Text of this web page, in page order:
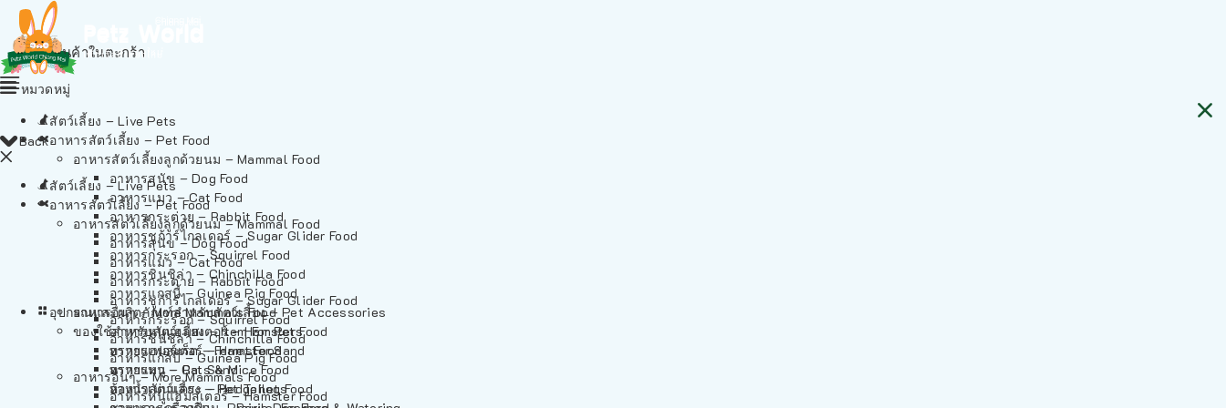
ไม่มีสินค้าในตะกร้า
Back
สัตว์เลี้ยง – Live Pets
อาหารสัตว์เลี้ยง – Pet Food
อาหารสัตว์เลี้ยงลูกด้วยนม – Mammal Food
อาหารสุนัข – Dog Food
อาหารแมว – Cat Food
อาหารกระต่าย – Rabbit Food
อาหารชูก้าร์ไกลเดอร์ – Sugar Glider Food
อาหารกระรอก – Squirrel Food
อาหารชินชิล่า – Chinchilla Food
อาหารแกสบี้ – Guinea Pig Food
อาหารอื่นๆ – More Mammals Food
อาหารหนูแฮมสเตอร์ – Hamster Food
หมวดหมู่
สัตว์เลี้ยง – Live Pets
อาหารสัตว์เลี้ยง – Pet Food
อาหารสัตว์เลี้ยงลูกด้วยนม – Mammal Food
อาหารสุนัข – Dog Food
อาหารแมว – Cat Food
อาหารกระต่าย – Rabbit Food
อาหารชูก้าร์ไกลเดอร์ – Sugar Glider Food
อาหารกระรอก – Squirrel Food
อาหารชินชิล่า – Chinchilla Food
อาหารแกสบี้ – Guinea Pig Food
อาหารอื่นๆ – More Mammals Food
อาหารหนูแฮมสเตอร์ – Hamster Food
อาหารเฟอร์เร็ต – Ferret Food
อาหารหนู – Rats & Mice Food
อาหารเม่นแคระ – Hedgehog Food
อุปกรณและผลิตภัณฑ์สำหรับสัตว์เลี้ยง – Pet Accessories
ของใช้สำหรับสัตว์เลี้ยง – Item For Pets
ทรายแฮมสเตอร์ – Hamster Sand
ทรายแมว – Cat Sand
ห้องน้ำสัตว์เลี้ยง – Pet Toilets